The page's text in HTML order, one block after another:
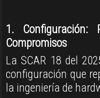
1. Configuración:
Compromisos
La SCAR 18 del
configuración que
la ingeniería de